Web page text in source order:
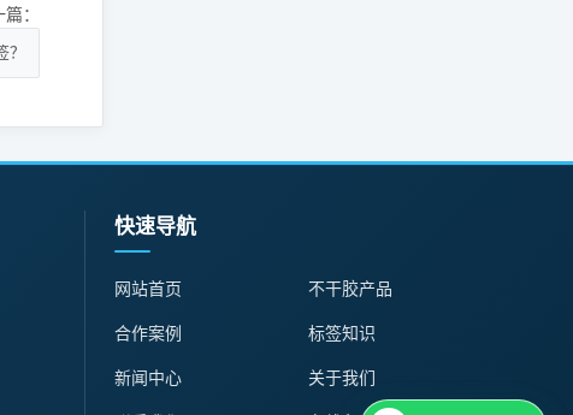
：
快速导航
网站首页
不干胶产品
合作案例
标签知识
新闻中心
关于我们